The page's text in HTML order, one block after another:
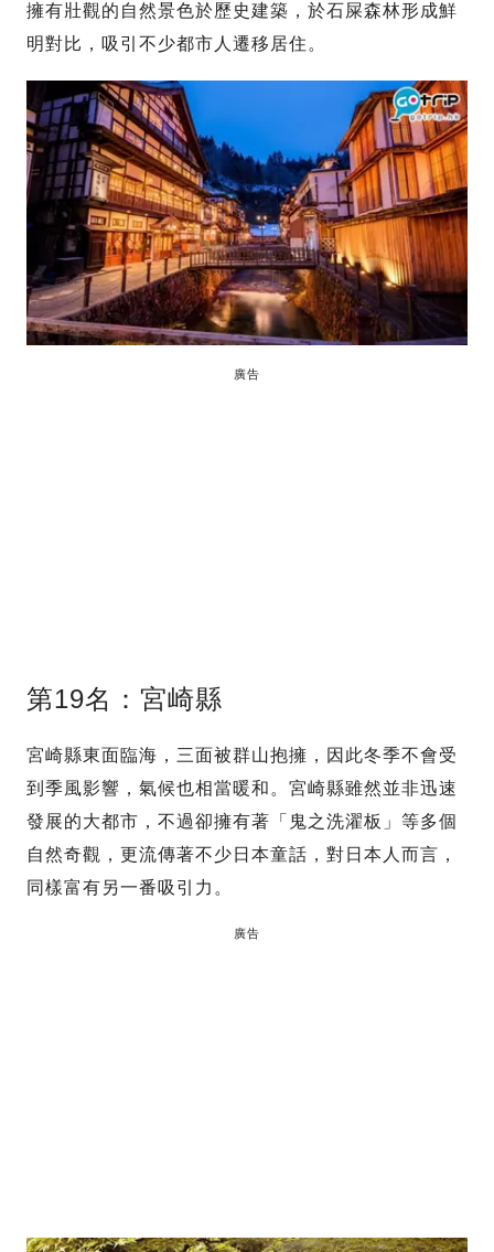
擁有壯觀的自然景色於歷史建築，於石屎森林形成鮮
明對比，吸引不少都市人遷移居住。
廣告
第19名：宮崎縣
宮崎縣東面臨海，三面被群山抱擁，因此冬季不會受
到季風影響，氣候也相當暖和。宮崎縣雖然並非迅速
發展的大都市，不過卻擁有著「鬼之洗濯板」等多個
自然奇觀，更流傳著不少日本童話，對日本人而言，
同樣富有另一番吸引力。
廣告